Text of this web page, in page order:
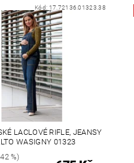
Kód: 17.72136.01323.38
LACLOVÉ RIFLE, JEANSY
WASIGNY 01323
%)